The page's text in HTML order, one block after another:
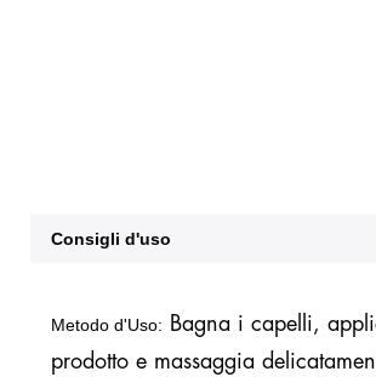
Consigli d'uso
Metodo d'Uso: Bagna i capelli,
prodotto e massaggia